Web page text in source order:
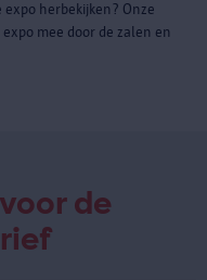
expo herbekijken? Onze
mee door de zalen en
de